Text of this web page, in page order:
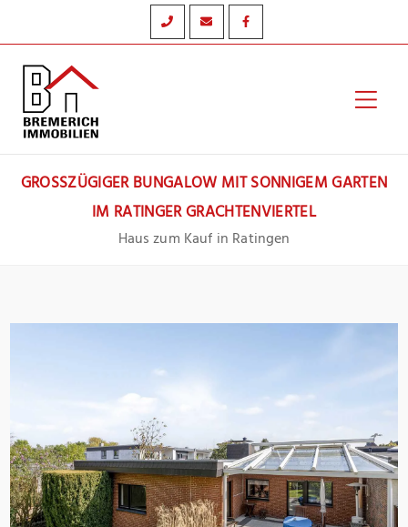
Inhalt
springen
GROSSZÜGIGER BUNGALOW MIT SONNIGEM GARTEN I
M RATINGER GRACHTENVIERTEL
Haus zum Kauf in Ratingen